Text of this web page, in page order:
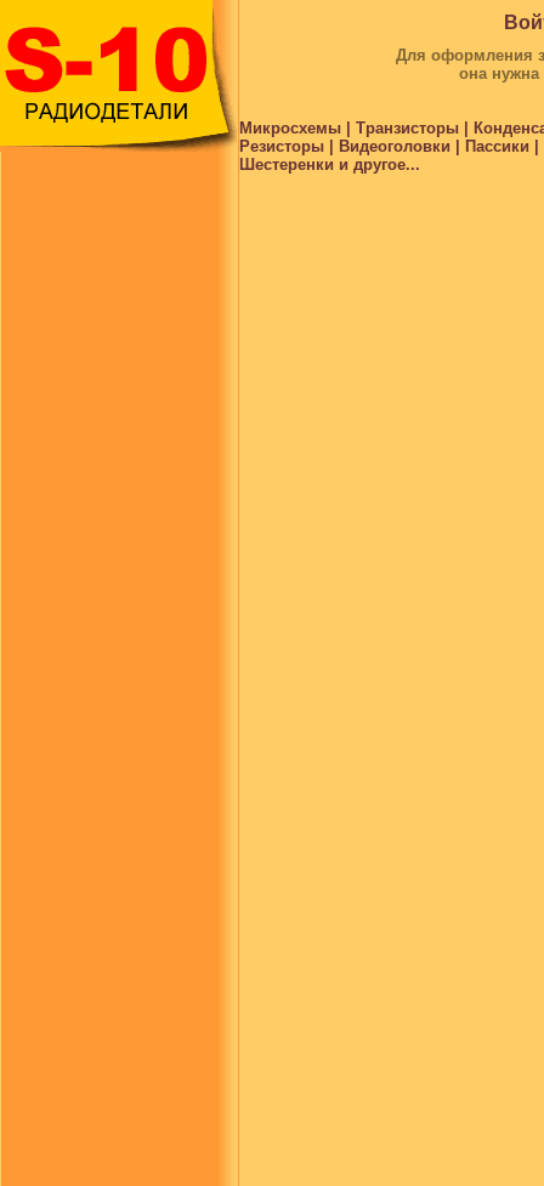
Для оформления
она
Микросхемы | Транзисторы |
Резисторы | Видеоголовки |
Шестеренки и другое...